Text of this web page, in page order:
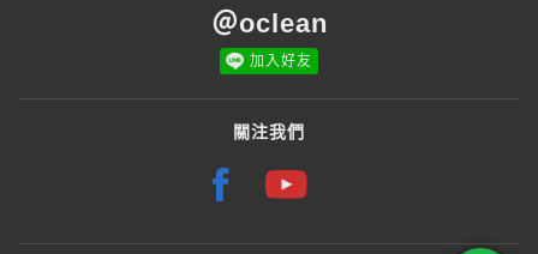
＠oclean
加入好友
關注我們